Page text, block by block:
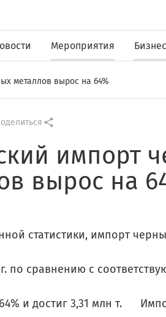
Мероприятия
металлов вырос на 64%
импорт
вырос на
статистики, импорт
по сравнению с
и достиг 3,31 млн т.